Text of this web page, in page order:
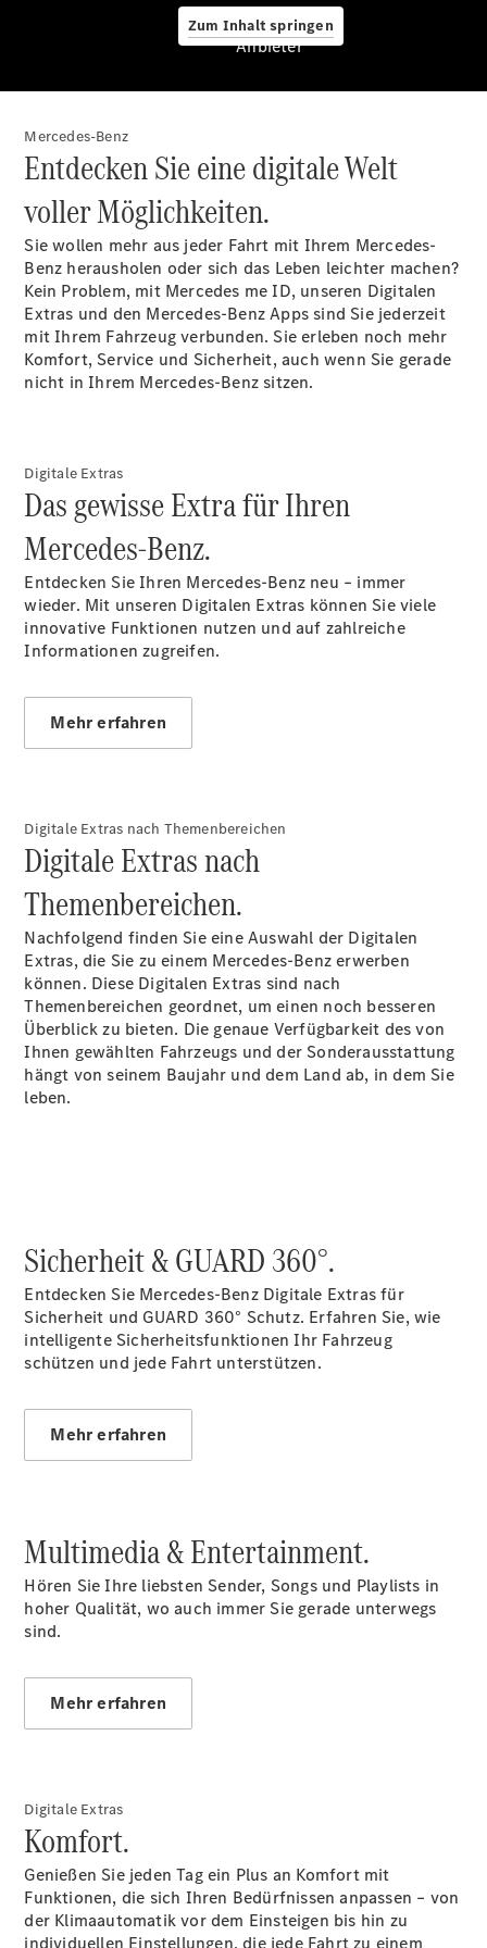
Zum Inhalt springen
CLE Coupé
Mercedes-
AMG GT
Coupé
Mercedes-
AMG GT 4-
Türer
Coupé
Cabriolets
&
Roadster
CLE
Cabriolet
Mercedes-
Maybach SL
Grand
Limousine
VLE
Vans &
Reisemobile
EQT -
elektrisch
EQV -
elektrisch
V-Klasse
Marco Polo
Marco Polo
Gebrauchtwagensuche
Sterne
Junge
Online
Anbieter
Mercedes-Benz
Entdecken Sie eine digitale Welt
voller Möglichkeiten.
Sie wollen mehr aus jeder Fahrt mit Ihrem Mercedes-
Benz herausholen oder sich das Leben leichter machen?
Kein Problem, mit Mercedes me ID, unseren Digitalen
Extras und den Mercedes-Benz Apps sind Sie jederzeit
mit Ihrem Fahrzeug verbunden. Sie erleben noch mehr
Komfort, Service und Sicherheit, auch wenn Sie gerade
nicht in Ihrem Mercedes-Benz sitzen.
Digitale Extras
Das gewisse Extra für Ihren
Mercedes‑Benz.
Entdecken Sie Ihren Mercedes-Benz neu – immer
wieder. Mit unseren Digitalen Extras können Sie viele
innovative Funktionen nutzen und auf zahlreiche
Informationen zugreifen.
Mehr erfahren
Digitale Extras nach Themenbereichen
Digitale Extras nach
Themenbereichen.
Nachfolgend finden Sie eine Auswahl der Digitalen
Extras, die Sie zu einem Mercedes-Benz erwerben
können. Diese Digitalen Extras sind nach
Themenbereichen geordnet, um einen noch besseren
Überblick zu bieten. Die genaue Verfügbarkeit des von
Ihnen gewählten Fahrzeugs und der Sonderausstattung
hängt von seinem Baujahr und dem Land ab, in dem Sie
leben.
Sicherheit & GUARD 360°.
Entdecken Sie Mercedes-Benz Digitale Extras für
Sicherheit und GUARD 360° Schutz. Erfahren Sie, wie
intelligente Sicherheitsfunktionen Ihr Fahrzeug
schützen und jede Fahrt unterstützen.
Mehr erfahren
Multimedia & Entertainment.
Hören Sie Ihre liebsten Sender, Songs und Playlists in
hoher Qualität, wo auch immer Sie gerade unterwegs
sind.
Mehr erfahren
Digitale Extras
Komfort.
Genießen Sie jeden Tag ein Plus an Komfort mit
Funktionen, die sich Ihren Bedürfnissen anpassen – von
der Klimaautomatik vor dem Einsteigen bis hin zu
individuellen Einstellungen, die jede Fahrt zu einem